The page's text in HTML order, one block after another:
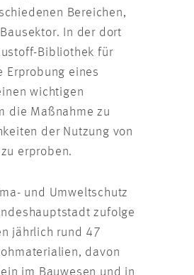
Bereichen,
In der dort
Bibliothek für
Erprobung eines
wichtigen
die Maßnahme zu
der Nutzung von
erproben.
und Umweltschutz
zufolge
jährlich rund 47
davon
im Bauwesen und in